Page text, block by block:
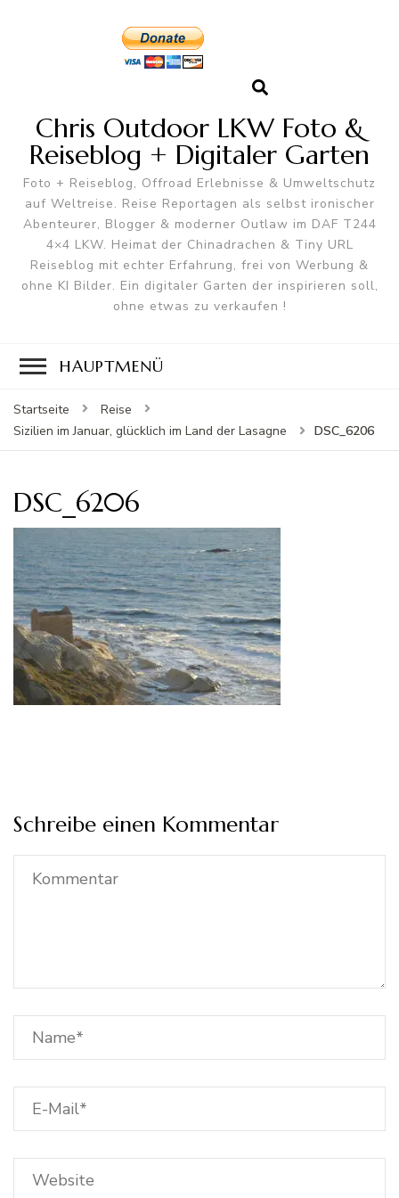
Chris Outdoor LKW Foto &
Reiseblog + Digitaler Garten
Foto + Reiseblog, Offroad Erlebnisse & Umweltschutz
auf Weltreise. Reise Reportagen als selbst ironischer
Abenteurer, Blogger & moderner Outlaw im DAF T244
4×4 LKW. Heimat der Chinadrachen & Tiny URL
Reiseblog mit echter Erfahrung, frei von Werbung &
ohne KI Bilder. Ein digitaler Garten der inspirieren soll,
ohne etwas zu verkaufen !
HAUPTMENÜ
Startseite
Reise
Sizilien im Januar, glücklich im Land der Lasagne
DSC_6206
DSC_6206
Schreibe einen Kommentar